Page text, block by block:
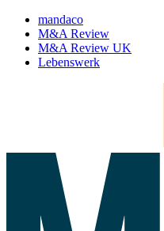
mandaco
M&A Review
M&A Review UK
Lebenswerk